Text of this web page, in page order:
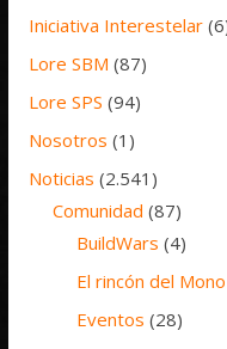
Iniciativa Interestelar
Lore SBM (87)
Lore SPS (94)
Nosotros (1)
Noticias (2.541)
Comunidad (87)
BuildWars (4)
El rincón del Mono
Eventos (28)